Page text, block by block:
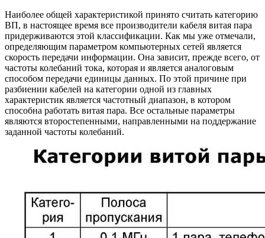
Наиболее общей характеристикой принято считать категорию
ВП, в настоящее время все производители кабеля витая пара
придерживаются этой классификации. Как мы уже отмечали,
определяющим параметром компьютерных сетей является
скорость передачи информации. Она зависит, прежде всего, от
частоты колебаний тока, которая и является аналоговым
способом передачи единицы данных. По этой причине при
разбиении кабелей на категории одной из главных
характеристик является частотный диапазон, в котором
способна работать витая пара. Все остальные параметры
являются второстепенными, направленными на поддержание
заданной частоты колебаний.